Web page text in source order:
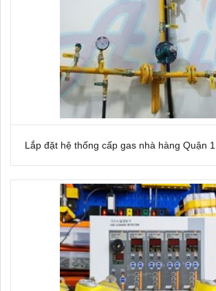
Lắp đặt hệ thống cấp gas nhà hàng Quận 1